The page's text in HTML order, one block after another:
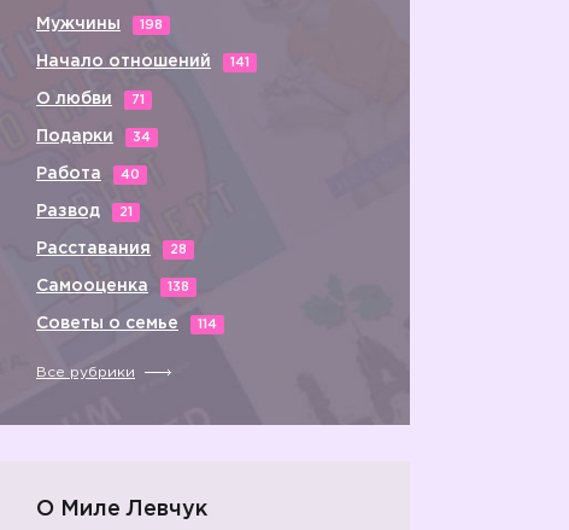
Мужчины 198
Начало отношений 141
О любви 71
Подарки 34
Работа 40
Развод 21
Расставания 28
Самооценка 138
Советы о семье 114
Все рубрики
О Миле Левчук